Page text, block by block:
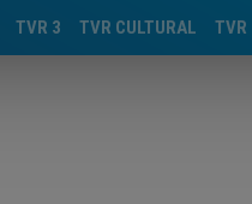
TVR
TVR CULTURAL
TVR 3